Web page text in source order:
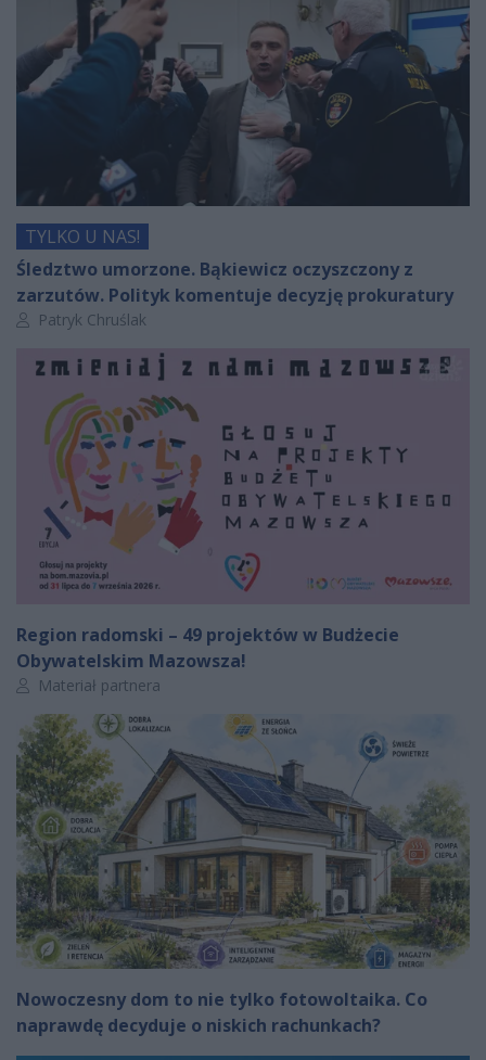
TYLKO U NAS!
Śledztwo umorzone. Bąkiewicz oczyszczony z
zarzutów. Polityk komentuje decyzję prokuratury
Autor artykułu:
Patryk Chruślak
Region radomski – 49 projektów w Budżecie
Obywatelskim Mazowsza!
Autor artykułu:
Materiał partnera
Nowoczesny dom to nie tylko fotowoltaika. Co
naprawdę decyduje o niskich rachunkach?